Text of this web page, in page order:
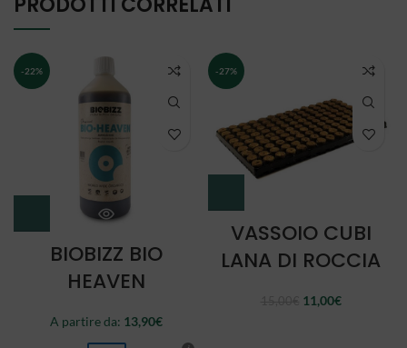
-22%
BIOBIZZ BIO
HEAVEN
A partire da: 13,90€
-27%
VASSOIO CUBI
LANA DI ROCCIA
Il
11,00€Il